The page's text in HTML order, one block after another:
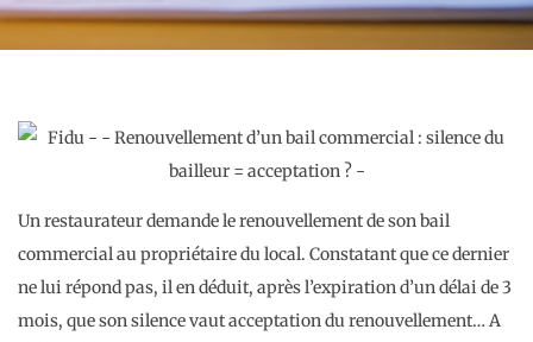
Un restaurateur demande le renouvellement de son bail
commercial au propriétaire du local. Constatant que ce dernier
ne lui répond pas, il en déduit, après l’expiration d’un délai de 3
mois, que son silence vaut acceptation du renouvellement… A